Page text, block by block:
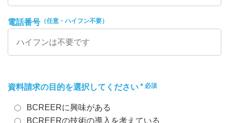
電話番号 （任意・ハイフン不要）
資料請求の目的を選択してください ＊必須
BCREERに興味がある
BCREERの技術の導入を考えている